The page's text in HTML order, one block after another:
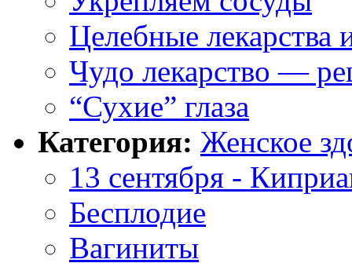
Целебные лекарства
Чудо лекарство —
“Сухие” глаза
Категория: Женское
13 сентября -
Бесплодие
Вагиниты